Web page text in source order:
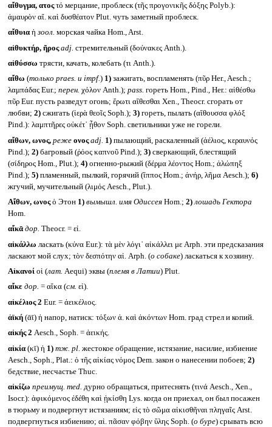
αἴθυγμα, ατοςτό мерцание, проблеск (τῆς προγονικῆς δόξης Polyb.):
ἀμαυρὸν αἴ. καὶ δυσθέατον Plut. чуть заметный проблеск.
αἴθυια ἡ зоол. морская чайка Hom., Arst.
αἰθυκτήρ, ῆροςadj. стремительный (δούνακες Anth.).
αἰθύσσω трясти, качать, колебать (τι Anth.).
αἴθω (только praes. и impf.) 1)зажигать, воспламенять (πῦρ Her., Aesch.;
λαμπάδας Eur.; перен. χόλον Anth.); pass. гореть Hom., Pind., Her.: αἰθέσθω
πῦρ Eur. пусть разведут огонь; ἔρωτι αἴθεσθαι Xen., Theocr. сгорать от
любви; 2)сжигать (ἱερὰ θεοῖς Soph.); 3)гореть, пылать (αἴθουσσα φλόξ
Pind.): λαμπτῆρες οὐκέτ᾽ ᾖθον Soph. светильники уже не горели.
αἴθων, ωνος, реже ονος adj. 1)пылающий, раскаленный (ἀέλιος, κεραυνός
Pind.); 2)багровый (ῥόος καπνοῦ Pind.); 3)сверкающий, блестящий
(σίδηρος Hom., Plut.); 4)огненно-рыжий (δέρμα λέοντος Hom.; ἀλώπηξ
Pind.); 5)пламенный, пылкий, горячий (ἵππος Hom.; ἀνήρ, λῆμα Aesch.); 6)
жгучий, мучительный (λιμός Aesch., Plut.).
Αἴθων, ωνοςὁ Этон 1) вымышл. имя ОдиссеяHom.; 2) лошадь Гектора
Hom.
αἴκᾱ дор. Theocr. = εἰ.
αἰκάλλω ласкать (κύνα Eur.): τὰ μὲν λόγι᾽ αἰκάλλει με Arph. эти предсказания
ласкают мой слух; τὸν δεσπότην αἰ. Arph. (о собаке) ласкаться к хозяину.
Αἰκανοί οἱ (лат. Aequi) эквы (племя в Латии) Plut.
αἴκε дор. = αἴκα (см. εἰ).
αἰκέλιος 2 Eur. = ἀεικέλιος.
ἀϊκή (ᾱῑ) ἡ напор, натиск: τόξων ἀ. καὶ ἀκόντων Hom. град стрел и копий.
αἰκής 2 Aesch., Soph. = ἀεικής.
αἰκία(κῑ) ἡ 1) тж. pl. жестокое обращение, истязание, насилие, избиение
Aesch., Soph., Plat.: ὁ τῆς αἰκίας νόμος Dem. закон о нанесении побоев; 2)
бедствие, несчастье Thuc.
αἰκίζω преимущ. med. дурно обращаться, притеснять (τινά Aesch., Xen.,
Isocr.): ἀφικόμενος ἐδέθη καὶ ᾐκίσθη Lys. когда он приехал, он был посажен
в тюрьму и подвергнут истязаниям; εἰς τὸ σῶμα αἰκισθῆναι πληγαῖς Arst.
подвергнуться избиению; αἰ. πᾶσαν φόβην ὕλης Soph. (о буре) срывать всю